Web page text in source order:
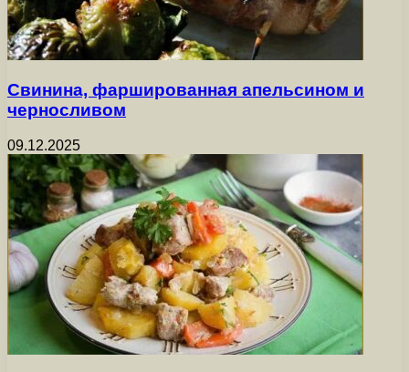
Свинина, фаршированная апельсином и
черносливом
09.12.2025